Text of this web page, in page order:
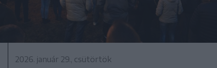
2026. január 29., csütörtök